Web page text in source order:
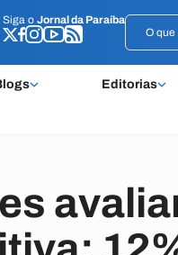
Siga o Jornal da Paraíba
Editorias
Siga o Jornal da Paraíba